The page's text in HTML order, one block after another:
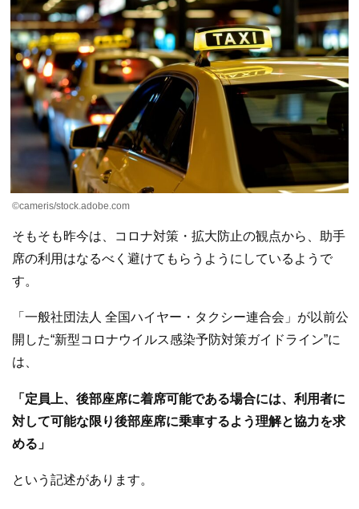
©cameris/stock.adobe.com
そもそも昨今は、コロナ対策・拡大防止の観点から、助手
席の利用はなるべく避けてもらうようにしているようで
す。
「一般社団法人 全国ハイヤー・タクシー連合会」が以前公
開した“新型コロナウイルス感染予防対策ガイドライン”に
は、
「定員上、後部座席に着席可能である場合には、利用者に
対して可能な限り後部座席に乗車するよう理解と協力を求
める」
という記述があります。